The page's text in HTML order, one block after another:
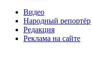
Видео
Народный репортёр
Редакция
Реклама на сайте